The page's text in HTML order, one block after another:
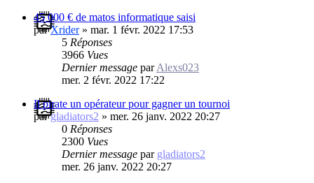
45 000 € de matos informatique saisi
parXrider» mar. 1 févr. 2022 17:53
5 Réponses
3966 Vues
Dernier message parAlexs023
mer. 2 févr. 2022 17:22
Il pirate un opérateur pour gagner un tournoi
pargladiators2 » mer. 26 janv. 2022 20:27
0 Réponses
2300 Vues
Dernier message par gladiators2
mer. 26 janv. 2022 20:27